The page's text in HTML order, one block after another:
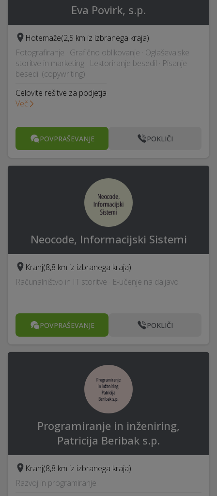
Eva Povirk, s.p.
Hotemaže(2,5 km iz izbranega kraja)
Fotografiranje · Grafično oblikovanje · Oglaševalske
storitve in marketing · Lektoriranje besedil · Pisanje
besedil (copywriting)
Celovite rešitve za podjetja
Več
POVPRAŠEVANJE POKLIČI
Neocode, Informacijski Sistemi
Kranj(8,8 km iz izbranega kraja)
Računalništvo in IT storitve · E-učenje na daljavo
POVPRAŠEVANJE POKLIČI
Programiranje in inženiring,
Patricija Beribak s.p.
Kranj(8,8 km iz izbranega kraja)
Razvoj in programiranje